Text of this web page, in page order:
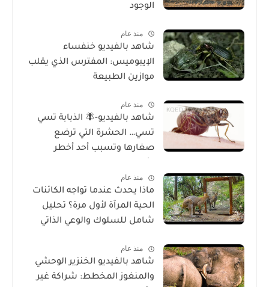
الوجود
منذ عام
شاهد بالفيديو خنفساء
الإيبوميس: المفترس الذي يقلب
موازين الطبيعة
منذ عام
شاهد بالفيديو-🪰 الذبابة تسي
تسي… الحشرة التي ترضع
صغارها وتسبب أحد أخطر
منذ عام
ماذا يحدث عندما تواجه الكائنات
الحية المرآة لأول مرة؟ تحليل
شامل للسلوك والوعي الذاتي
منذ عام
شاهد بالفيديو الخنزير الوحشي
والمنغوز المخطط: شراكة غير